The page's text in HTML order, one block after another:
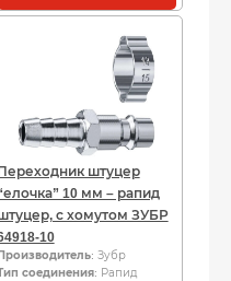
штуцер
10 мм – рапид
с хомутом ЗУБР
10
Производитель: Зубр
соединения: Рапид